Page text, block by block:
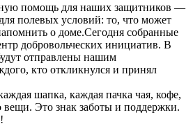
помощь для наших защитников —
полевых условий: то, что может
о доме.Сегодня собранные
добровольческих инициатив. В
отправлены нашим
кто откликнулся и принял
шапка, каждая пачка чая, кофе,
Это знак заботы и поддержки.